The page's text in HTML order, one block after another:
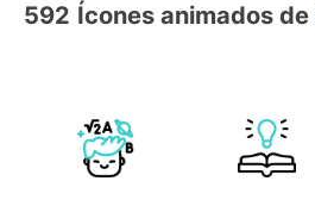
592 Ícones animados de